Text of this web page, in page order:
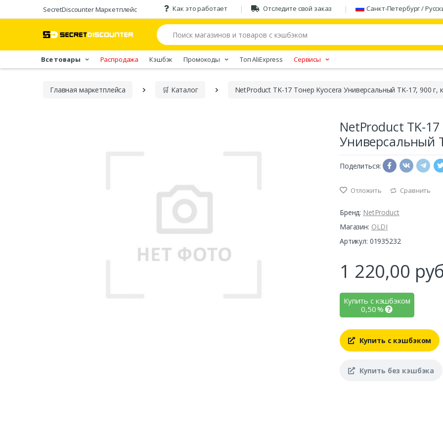
SecretDiscounter Маркетплейс Как это работает Отследите свой заказ Санкт-Петербург /
Все товары Распродажа Кэшбэк Промокоды Tоп AliExpress Сервисы
Главная марĸетплейса 🛒 Каталог NetProduct TK-17 Тонер Kyocera Универсальный TK-17, 900 г,
NetProduct TK-
Универсальный
Поделиться:
Отложить Сравнить
Бренд: NetProduct
Магазин: OLDI
Артикул: 01935232
1 220,00
Купить с кэшбэком
0,50%
Купить с кэшбэком
Купить без кэшбэка